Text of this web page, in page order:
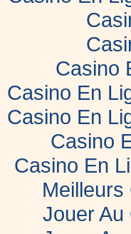
Casino
Casino En
Casino En
Casino
Casino En
Meilleurs
Jouer Au